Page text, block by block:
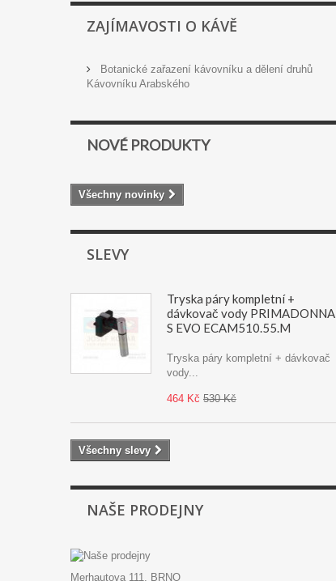
ZAJÍMAVOSTI O KÁVĚ
Botanické zařazení kávovníku a dělení druhů
Kávovníku Arabského
NOVÉ PRODUKTY
Všechny novinky
SLEVY
Tryska páry kompletní +
dávkovač vody PRIMADONNA
S EVO ECAM510.55.M
Tryska páry kompletní + dávkovač
vody...
464 Kč 530 Kč
Všechny slevy
NAŠE PRODEJNY
Merhautova 111, BRNO